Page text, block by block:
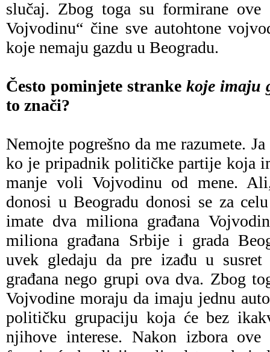
slučaj. Zbog toga su formirane ove
Vojvodinu“ čine sve autohtone
koje nemaju gazdu u Beogradu.
Često pominjete stranke koje imaju
to znači?
Nemojte pogrešno da me razumete.
ko je pripadnik političke partije koja
manje voli Vojvodinu od mene.
donosi u Beogradu donosi se za
imate dva miliona građana
miliona građana Srbije i grada
uvek gledaju da pre izađu u
građana nego grupi ova dva. Zbog
Vojvodine moraju da imaju jednu
političku grupaciju koja će bez
njihove interese. Nakon izbora ove